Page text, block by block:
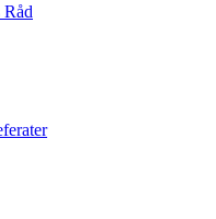
Råd